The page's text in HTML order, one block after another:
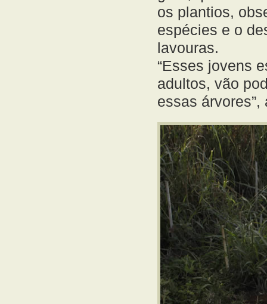
os plantios,
espécies e o
lavouras.
“Esses jovens
adultos, vão
essas